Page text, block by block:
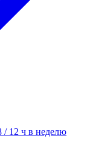
/ 12 ч в неделю